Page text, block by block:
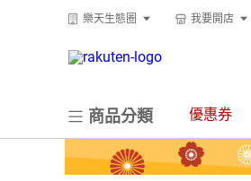
樂天生態圈 我要開店
商品分類 優惠券